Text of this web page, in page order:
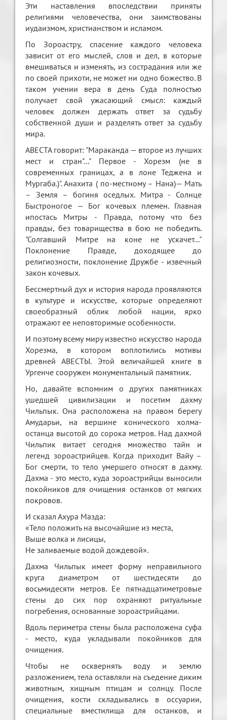
Эти наставления впоследствии приняты
религиями человечества, они заимствованы
иудаизмом, христианством и исламом.
По Зороастру, спасение каждого человека
зависит от его мыслей, слов и дел, в которые
вмешиваться и изменять, из сострадания или же
по своей прихоти, не может ни одно божество. В
таком учении вера в день Суда полностью
получает свой ужасающий смысл: каждый
человек должен держать ответ за судьбу
собственной души и разделять ответ за судьбу
мира.
АВЕСТА говорит: "Мараканда — второе из лучших
мест и стран"..." Первое - Хорезм (не в
современных границах, а в лоне Теджена и
Мургаба.)". Анахита ( по-местному – Нана)— Мать
– Земля – богиня оседлых. Митра - Солнце
Быстроногое — Бог кочевых племен. Главная
ипостась Митры - Правда, потому что без
правды, без товарищества в бою не победить.
"Солгавший Митре на коне не ускачет..."
Поклонение Правде, доходящее до
религиозности, поклонение Дружбе - извечный
закон кочевых.
Бессмертный дух и история народа проявляются
в культуре и искусстве, которые определяют
своеобразный облик любой нации, ярко
отражают ее неповторимые особенности.
И поэтому всему миру известно искусство народа
Хорезма, в котором воплотились мотивы
древней АВЕСТЫ. Этой величайшей книге в
Ургенче сооружен монументальный памятник.
Но, давайте вспомним о других памятниках
ушедшей цивилизации и посетим дахму
Чильпык. Она расположена на правом берегу
Амударьи, на вершине конического холма-
останца высотой до сорока метров. Над дахмой
Чильпик витает сегодня множество тайн и
легенд зороастрийцев. Когда приходит Вайу –
Бог смерти, то тело умершего относят в дахму.
Дахма - это место, куда зороастрийцы выносили
покойников для очищения останков от мягких
покровов.
И сказал Ахура Мазда:
«Тело положить на высочайшие из места,
Выше волка и лисицы,
Не заливаемые водой дождевой».
Дахма Чильпык имеет форму неправильного
круга диаметром от шестидесяти до
восьмидесяти метров. Ее пятнадцатиметровые
стены до сих пор охраняют ритуальные
погребения, основанные зороастрийцами.
Вдоль периметра стены была расположена суфа
- место, куда укладывали покойников для
очищения.
Чтобы не осквернять воду и землю
разложением, тела оставляли на съедение диким
животным, хищным птицам и солнцу. После
очищения, кости складывались в оссуарии,
специальные вместилища для останков, и